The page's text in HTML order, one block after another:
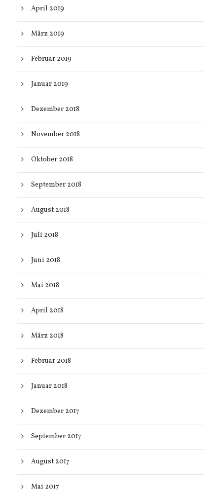
April 2019
März 2019
Februar 2019
Januar 2019
Dezember 2018
November 2018
Oktober 2018
September 2018
August 2018
Juli 2018
Juni 2018
Mai 2018
April 2018
März 2018
Februar 2018
Januar 2018
Dezember 2017
September 2017
August 2017
Mai 2017